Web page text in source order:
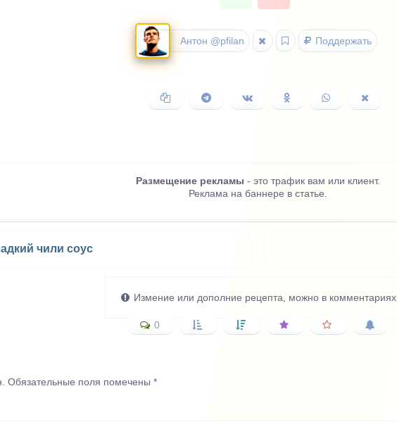
Антон @pfilan Поддержать
Копировать
ссылку
Поделиться
в
Поделиться
ВКонтакте
Поделиться
в
Поделиться
в
в
Размещение рекламы - это трафик вам или клиент.
Реклама на баннере в статье.
чили соус
Измение или дополние рецепта, можно в комментариях
0
Обязательные поля помечены *